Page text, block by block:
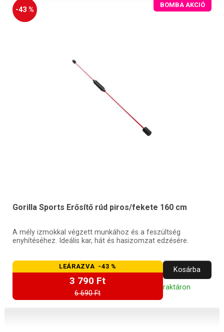
-43 %
BOMBA AKCIÓ
Gorilla Sports Erősítő rúd piros/fekete 160 cm
A mély izmokkal végzett munkához és a feszültség
enyhítéséhez. Ideális kar, hát és hasizomzat edzésére.
LEÁRAZVA -43 %
3 790 Ft
6 690 Ft
Kosárba
raktáron